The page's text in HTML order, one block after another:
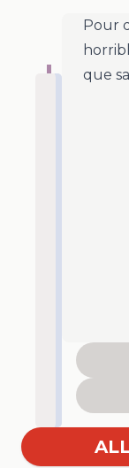
Pour
que